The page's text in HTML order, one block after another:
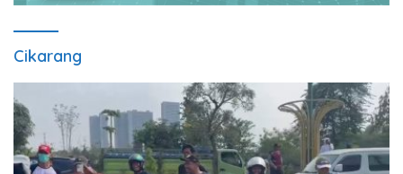
Cikarang